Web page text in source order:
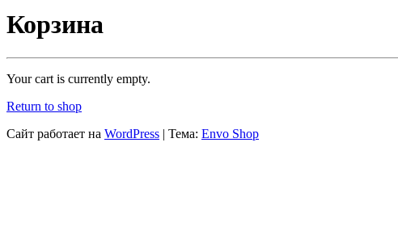
Корзина
Your cart is currently empty.
Return to shop
Сайт работает на WordPress | Тема: Envo Shop